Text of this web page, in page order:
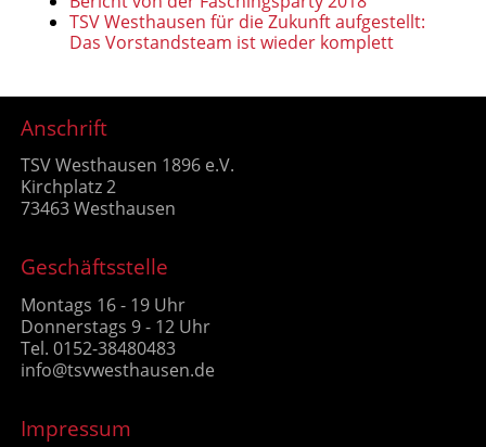
TSV Westhausen für die Zukunft aufgestellt:
Das Vorstandsteam ist wieder komplett
Anschrift
TSV Westhausen 1896 e.V.
Kirchplatz 2
73463 Westhausen
Geschäftsstelle
Montags 16 - 19 Uhr
Donnerstags 9 - 12 Uhr
Tel. 0152-38480483
info@tsvwesthausen.de
Impressum